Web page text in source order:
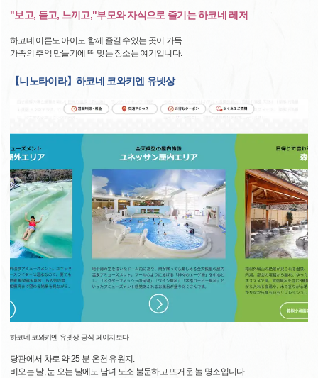
"보고, 듣고, 느끼고,"부모와 자식으로 즐기는 하코네 레저
하코네 어른도 아이도 함께 즐길 수있는 곳이 가득.
가족의 추억 만들기에 딱 맞는 장소는 여기입니다.
【니노타이라】하코네 코와키엔 유넷상
하코네 코와키엔 유넷상 공식 페이지보다
당관에서 차로 약 25 분 온천 유원지.
비오는 날, 눈 오는 날에도 남녀 노소 불문하고 뜨거운 놀 명소입니다.